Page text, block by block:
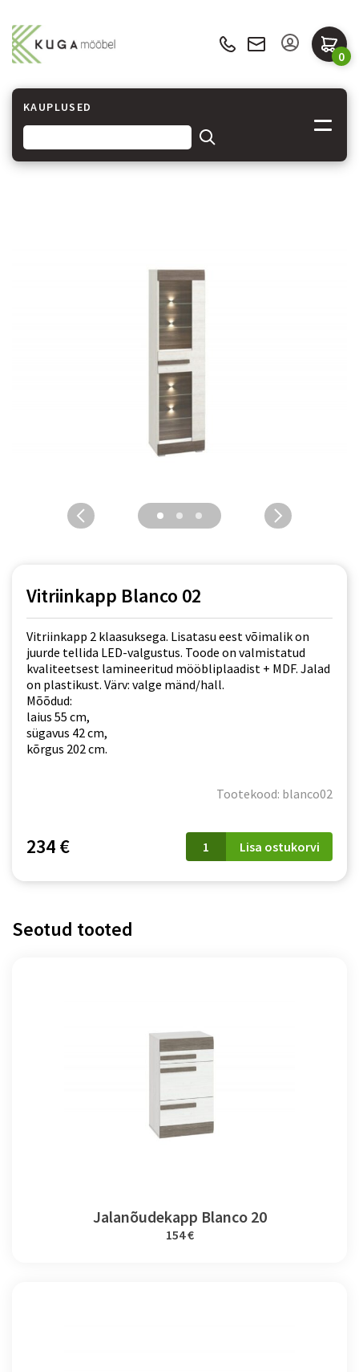
0
KAUPLUSED
Vitriinkapp Blanco 02
Vitriinkapp 2 klaasuksega. Lisatasu eest võimalik on
juurde tellida LED-valgustus. Toode on valmistatud
kvaliteetsest lamineeritud mööbliplaadist + MDF. Jalad
on plastikust. Värv: valge mänd/hall.
Mõõdud:
laius 55 cm,
sügavus 42 cm,
kõrgus 202 cm.
Tootekood: blanco02
234 €
Vitriinkapp
Blanco
kogus
Lisa ostukorvi
Seotud tooted
Jalanõudekapp Blanco 20
154 €